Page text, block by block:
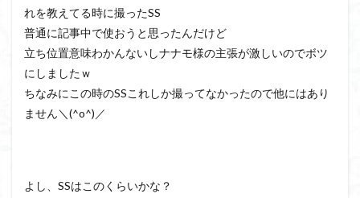
れを教えてる時に撮ったSS
普通に記事中で使おうと思ったんだけど
立ち位置意味わかんないしナナモ様の主張が激しいのでボツ
にしましたｗ
ちなみにこの時のSSこれしか撮ってなかったので他にはあり
ません＼(^o^)／
よし、SSはこのくらいかな？